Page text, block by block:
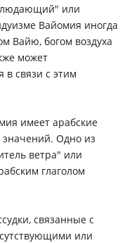
или
Вайомия иногда
Вайю, богом воздуха
может
в связи с этим
имеет арабские
значений. Одно из
ветра" или
глаголом
связанные с
или